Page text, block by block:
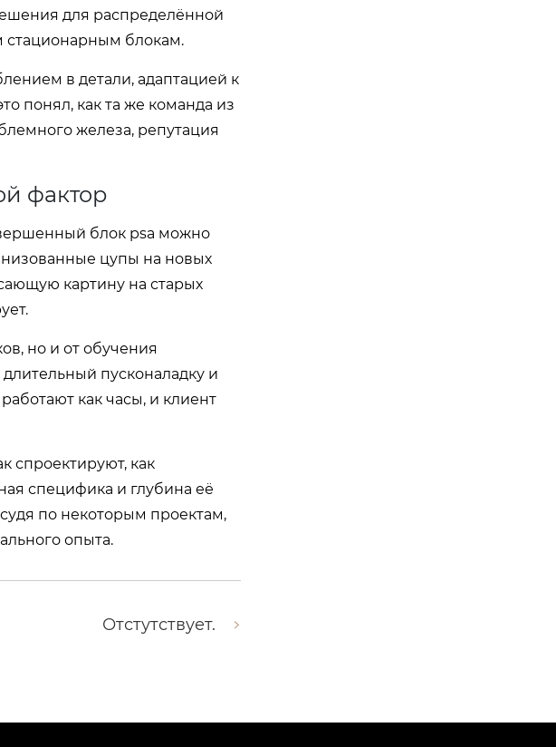
для распределённой
стационарным блокам.
в детали, адаптацией к
понял, как та же команда из
железа, репутация
фактор
блок psa можно
цупы на новых
картину на старых
но и от обучения
пусконаладку и
как часы, и клиент
спроектируют, как
специфика и глубина её
по некоторым проектам,
опыта.
Отстутствует.